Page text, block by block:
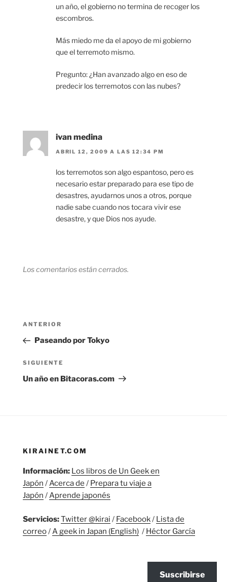
un año, el gobierno no termina de recoger los
escombros.
Más miedo me da el apoyo de mi gobierno
que el terremoto mismo.
Pregunto: ¿Han avanzado algo en eso de
predecir los terremotos con las nubes?
ivan medina
ABRIL 12, 2009 A LAS 12:34 PM
los terremotos son algo espantoso, pero es
necesario estar preparado para ese tipo de
desastres, ayudarnos unos a otros, porque
nadie sabe cuando nos tocara vivir ese
desastre, y que Dios nos ayude.
Los comentarios están cerrados.
Navegación
entradas
Entrada
anterior:
ANTERIOR
Paseando por Tokyo
Siguiente
entrada
SIGUIENTE
Un año en Bitacoras.com
KIRAINET.COM
Información: Los libros de Un Geek en
Japón /Acerca de / Prepara tu viaje a
Japón /Aprende japonés
Servicios:Twitter @kirai / Facebook/ Lista de
correo/A geek in Japan (English) / Héctor García
Suscribirse